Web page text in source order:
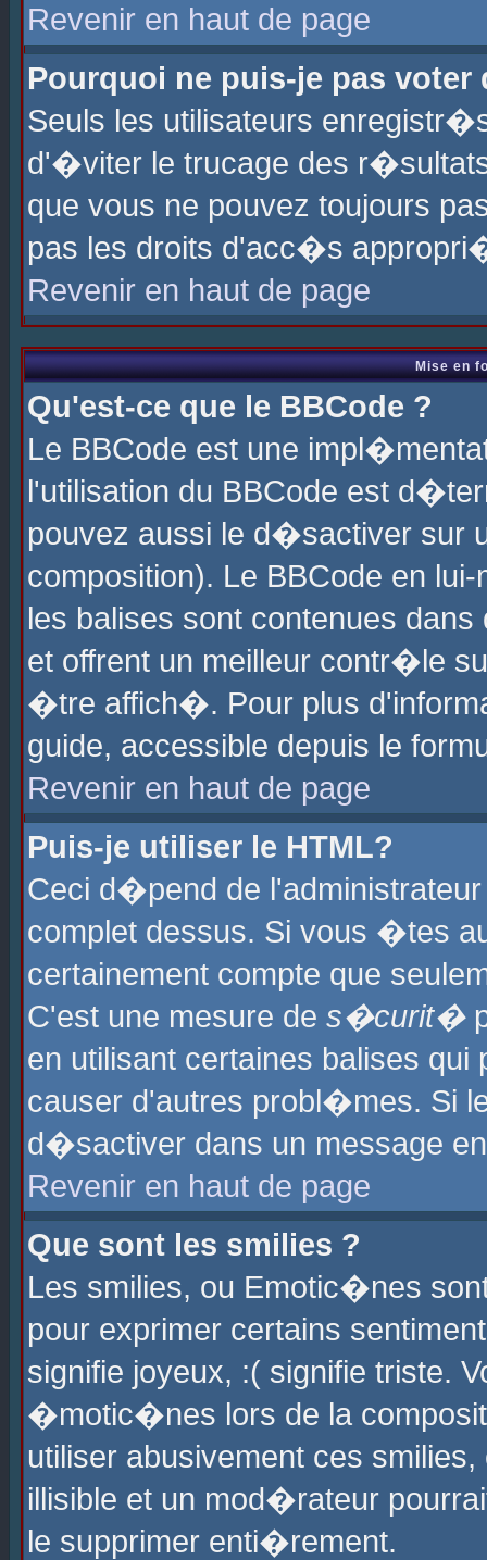
Revenir en haut de page
Pourquoi ne puis-je pas voter
Seuls les utilisateurs
d'�viter le trucage des
que vous ne pouvez toujours
pas les droits d'acc�s
Revenir en haut de page
Mise en
Qu'est-ce que le BBCode ?
Le BBCode est une
l'utilisation du BBCode est
pouvez aussi le d�sactiver sur
composition). Le BBCode en
les balises sont contenues
et offrent un meilleur contr�le
�tre affich�. Pour plus
guide, accessible depuis le
Revenir en haut de page
Puis-je utiliser le HTML?
Ceci d�pend de
complet dessus. Si vous �tes
certainement compte que
C'est une mesure de s�curit�
en utilisant certaines balises
causer d'autres probl�mes. Si
d�sactiver dans un message
Revenir en haut de page
Que sont les smilies ?
Les smilies, ou Emotic�nes
pour exprimer certains
signifie joyeux, :( signifie triste.
�motic�nes lors de la
utiliser abusivement ces
illisible et un mod�rateur
le supprimer enti�rement.